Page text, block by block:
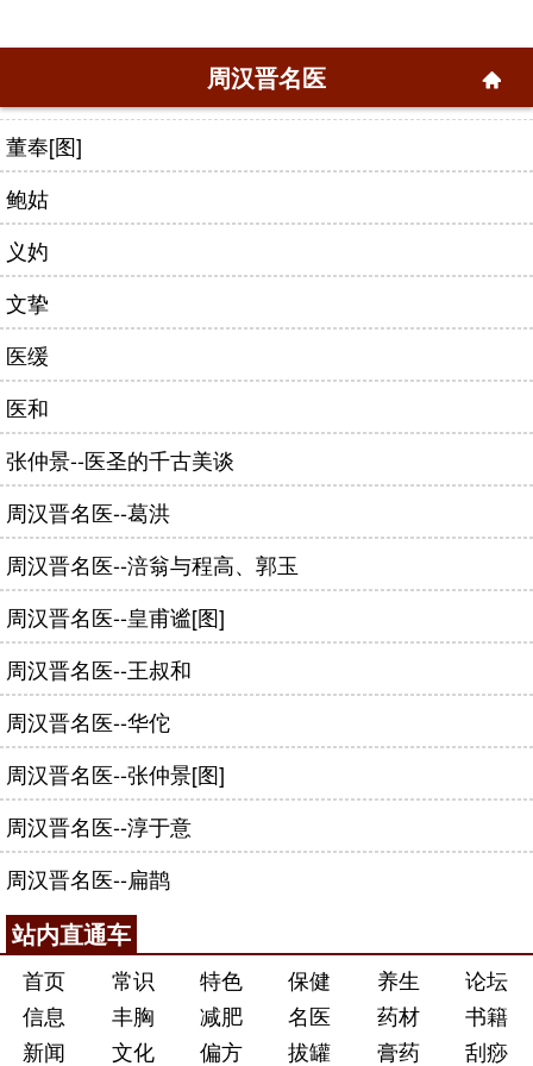
周汉晋名医
董奉[图]
鲍姑
义妁
文挚
医缓
医和
张仲景--医圣的千古美谈
周汉晋名医--葛洪
周汉晋名医--涪翁与程高、郭玉
周汉晋名医--皇甫谧[图]
周汉晋名医--王叔和
周汉晋名医--华佗
周汉晋名医--张仲景[图]
周汉晋名医--淳于意
周汉晋名医--扁鹊
站内直通车
首页 常识 特色 保健 养生
论坛
信息
丰胸 减肥 名医 药材
书籍
新闻
文化 偏方 拔罐 膏药 刮痧